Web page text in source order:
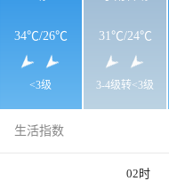
34℃/26℃
<3级
31℃/24℃
3-4级转<3级
生活指数
02时